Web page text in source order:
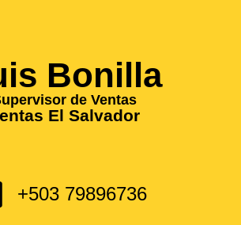
Bonilla
de Ventas
El Salvador
+503 79896736